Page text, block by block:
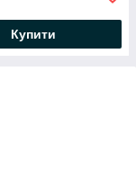
Купити